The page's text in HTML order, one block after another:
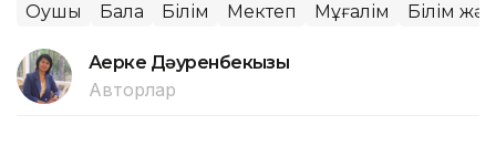
Оқушы Бала Білім Мектеп Мұғалім Білім
Ақерке Дәуренбекқызы
Авторлар